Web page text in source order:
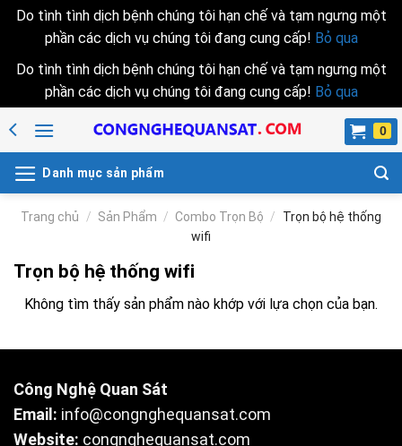
Do tình tình dịch bệnh chúng tôi hạn chế và tạm ngưng một
phần các dịch vụ chúng tôi đang cung cấp! Bỏ qua
Do tình tình dịch bệnh chúng tôi hạn chế và tạm ngưng một
phần các dịch vụ chúng tôi đang cung cấp! Bỏ qua
to
content
Danh mục sản phẩm
Trang chủ / Sản Phẩm / Combo Trọn Bộ /
Trọn bộ hệ thống
wifi
Trọn bộ hệ thống wifi
Không tìm thấy sản phẩm nào khớp với lựa chọn của bạn.
Công Nghệ Quan Sát
Email: info@congnghequansat.com
Website: congnghequansat.com